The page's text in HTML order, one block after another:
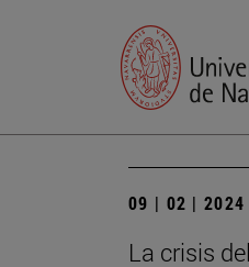
09 | 02 | 2024
La crisis